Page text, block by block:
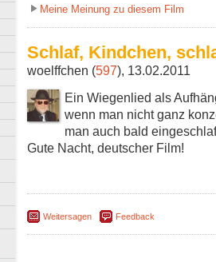
Meine Meinung zu diesem Film
Schlaf, Kindchen,
woelffchen (597), 13.02.2011
Ein Wiegenlied als
wenn man nicht ganz
man auch bald
Gute Nacht, deutscher Film!
Weitersagen Feedback